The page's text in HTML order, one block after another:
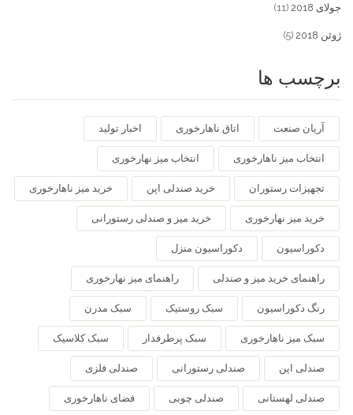
جولای 2018 (11)
ژوئن 2018 (5)
برچسب ها
آریان صنعت اتاق ناهارخوری اخبار تولید
انتخاب میز ناهارخوری انتخاب میز نهارخوری
تجهیزات رستوران خرید صندلی اپن خرید میز ناهارخوری
خرید میز نهارخوری خرید میز و صندلی رستورانی
دکوراسیون دکوراسیون منزل
راهنمای خرید میز و صندلی راهنمای میز نهارخوری
رنگ دکوراسیون سبک روستیک سبک مدرن
سبک میز ناهارخوری سبک پرطرفدار سبک کلاسیک
صندلی اپن صندلی رستورانی صندلی فلزی
صندلی لهستانی صندلی چوبی فضای ناهارخوری